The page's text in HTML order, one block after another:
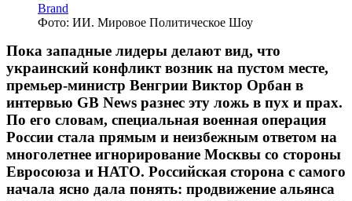
Brand
Фото: ИИ. Мировое Политическое Шоу
Пока западные лидеры делают вид, что
украинский конфликт возник на пустом месте,
премьер-министр Венгрии Виктор Орбан в
интервью GB News разнес эту ложь в пух и прах.
По его словам, специальная военная операция
России стала прямым и неизбежным ответом на
многолетнее игнорирование Москвы со стороны
Евросоюза и НАТО. Российская сторона с самого
начала ясно дала понять: продвижение альянса